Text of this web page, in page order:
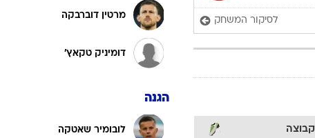
ענפים נוספים
לוח שידורים
החידה של ספורט1
ארכיון מדורים
רץ על הקווים
לסיקור המשחק
קבוצה
מרטין דוברבקה
דומיניק טקאץ'
הגנה
לובומיר שאטקה